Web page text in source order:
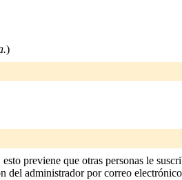
)
previene que otras personas le
del administrador por correo